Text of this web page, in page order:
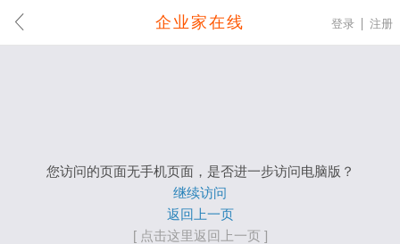
企业家在线 登录 注册
您访问的页面无手机页面，是否进一步访问电脑版？
继续访问
返回上一页
[ 点击这里返回上一页 ]